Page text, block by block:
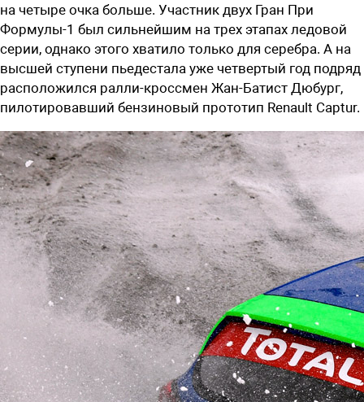
на четыре очка больше. Участник двух Гран При
Формулы-1 был сильнейшим на трех этапах ледовой
серии, однако этого хватило только для серебра. А на
высшей ступени пьедестала уже четвертый год подряд
расположился ралли-кроссмен Жан-Батист Дюбург,
пилотировавший бензиновый прототип Renault Captur.